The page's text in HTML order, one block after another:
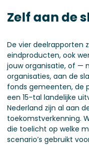
Zelf aan de
De vier deelrapporten
eindproducten, ook
jouw organisatie, of —
organisaties, aan de
fonds gemeenten, de
een 15-tal landelijke
Nederland zijn al aan
toekomstverkenning.
die toelicht op welke
scenario’s gebruikt